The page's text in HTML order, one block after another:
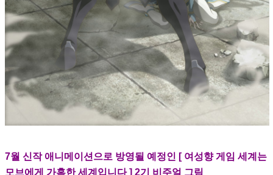
7월 신작 애니메이션으로 방영될 예정인 [ 여성향 게임 세계는
모브에게 가혹한 세계입니다 ] 2기 비주얼 그림